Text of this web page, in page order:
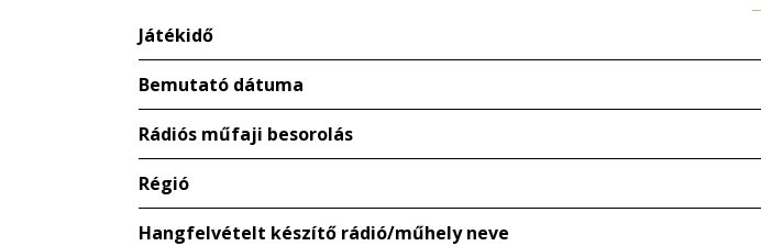
Játékidő
Bemutató dátuma
Rádiós műfaji besorolás
Régió
Hangfelvételt készítő rádió/műhely neve